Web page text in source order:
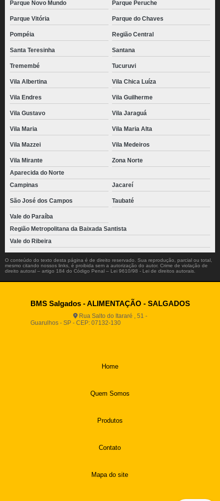
Parque Novo Mundo Parque Peruche
Parque Vitória Parque do Chaves
Pompéia Região Central
Santa Teresinha Santana
Tremembé Tucuruvi
Vila Albertina Vila Chica Luíza
Vila Endres Vila Guilherme
Vila Gustavo Vila Jaraguá
Vila Maria Vila Maria Alta
Vila Mazzei Vila Medeiros
Vila Mirante
Zona Norte
Aparecida do Norte
Campinas
Jacareí
São José dos Campos Taubaté
Vale do Paraíba
Região Metropolitana da Baixada Santista
Vale do Ribeira
O conteúdo do texto desta página é de direito reservado. Sua reprodução, parcial ou total,
mesmo citando nossos links, é proibida sem a autorização do autor. Crime de violação de
direito autoral – artigo 184 do Código Penal – Lei 9610/98 - Lei de direitos autorais
BMS Salgados - ALIMENTAÇÃO - SALGADOS
Rua Salto do Itararé , 51 -
Guarulhos - SP - CEP: 07132-130
Home
Quem Somos
Produtos
Contato
Mapa do site